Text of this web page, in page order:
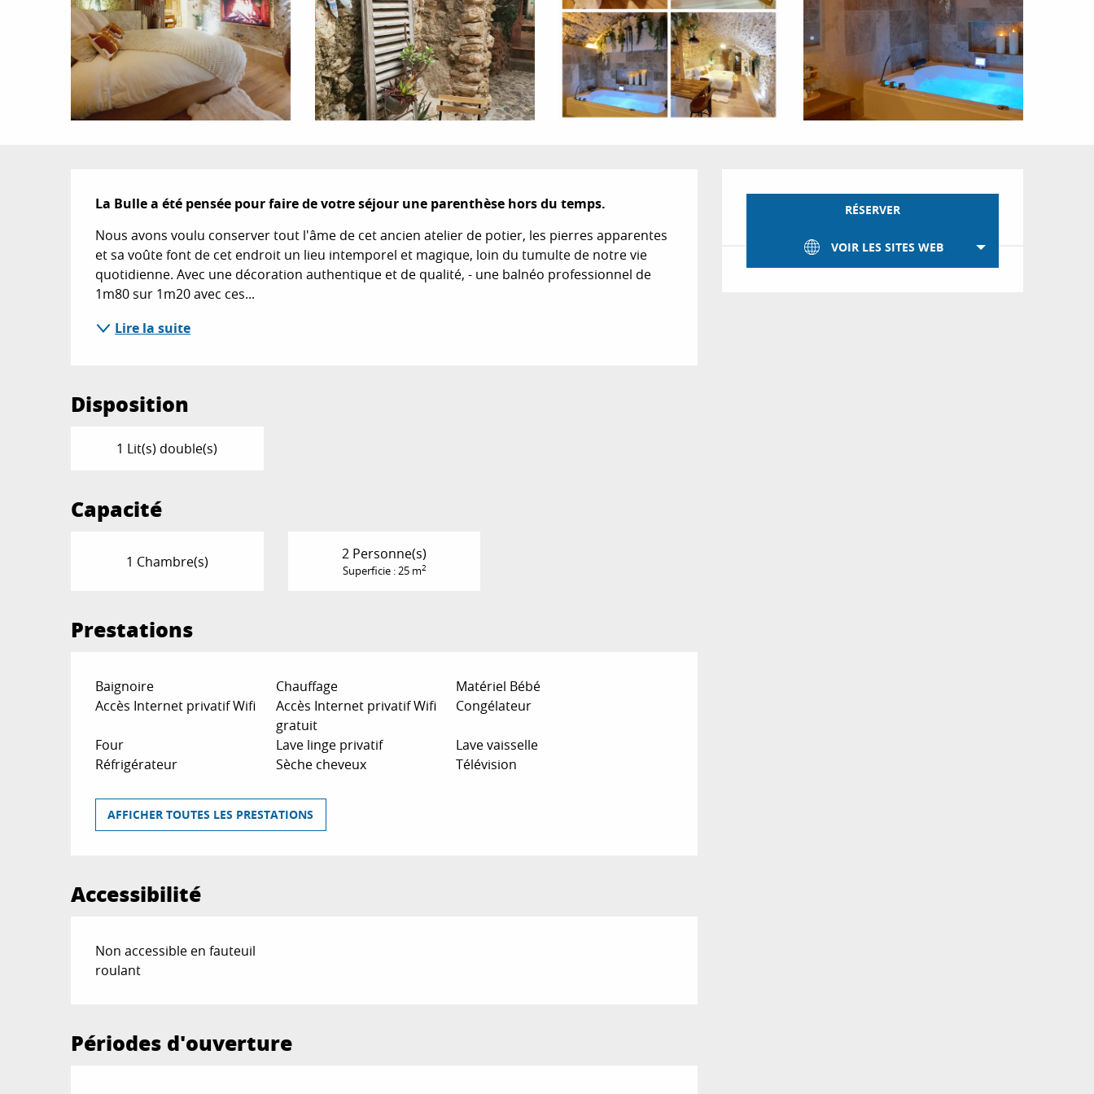
Ouverture et
RÉSERVER
VOIR LES SITES WEB
Description
La Bulle a été pensée pour faire de votre séjour une parenthèse hors du temps.
Nous avons voulu conserver tout l'âme de cet ancien atelier de potier, les pierres apparentes
et sa voûte font de cet endroit un lieu intemporel et magique, loin du tumulte de notre vie
quotidienne. Avec une décoration authentique et de qualité, - une balnéo professionnel de
1m80 sur 1m20 avec ces...
Lire la suite
Disposition
1 Lit(s) double(s)
Capacité
1 Chambre(s) 2 Personne(s)
Superficie : 25 m2
Prestations
Baignoire Chauffage
Matériel Bébé
Accès Internet privatif Wifi
Accès Internet privatif Wifi
gratuit
Congélateur
Four Lave linge privatif
Lave vaisselle
Réfrigérateur
Sèche cheveux Télévision
AFFICHER TOUTES LES PRESTATIONS
Accessibilité
Non accessible en fauteuil
roulant
Périodes d'ouverture